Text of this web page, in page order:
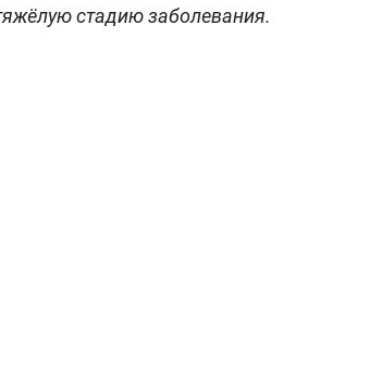
стадию заболевания.